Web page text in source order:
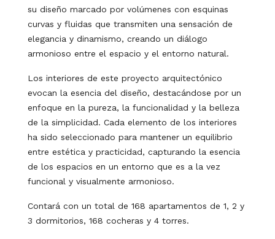
su diseño marcado por volúmenes con esquinas
curvas y fluidas que transmiten una sensación de
elegancia y dinamismo, creando un diálogo
armonioso entre el espacio y el entorno natural.
Los interiores de este proyecto arquitectónico
evocan la esencia del diseño, destacándose por un
enfoque en la pureza, la funcionalidad y la belleza
de la simplicidad. Cada elemento de los interiores
ha sido seleccionado para mantener un equilibrio
entre estética y practicidad, capturando la esencia
de los espacios en un entorno que es a la vez
funcional y visualmente armonioso.
Contará con un total de 168 apartamentos de 1, 2 y
3 dormitorios, 168 cocheras y 4 torres.